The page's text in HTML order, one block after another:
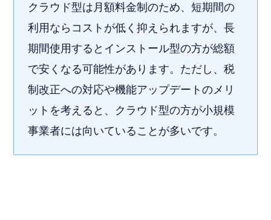
クラウド型は月額料金制のため、短期間の
利用ならコストが低く抑えられますが、長
期間使用するとインストール型の方が総額
で安くなる可能性があります。ただし、税
制改正への対応や機能アップデートのメリ
ットを考えると、クラウド型の方が小規模
事業者には向いていることが多いです。